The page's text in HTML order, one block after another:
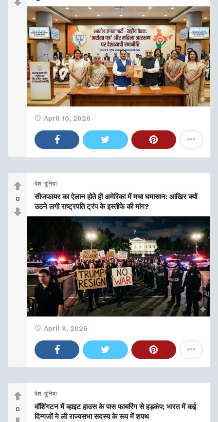
April 10, 2026
0
देश-दुनिया
सीजफायर का ऐलान होते ही अमेरिका में मचा घमासान: आखिर क्यों
उठने लगी राष्ट्रपति ट्रंप के इस्तीफे की मांग?
April 8, 2026
0
देश-दुनिया
वॉशिंगटन में व्हाइट हाउस के पास फायरिंग से हड़कंप; भारत में कई
दिग्गजों ने ली राज्यसभा सदस्य के रूप में शपथ